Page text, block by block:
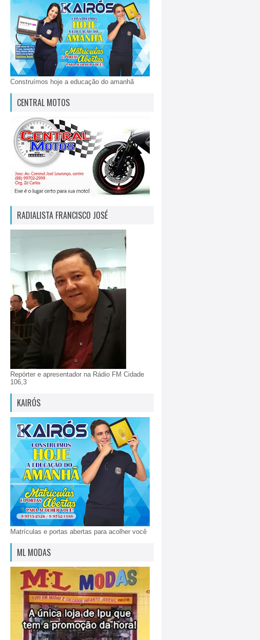
Construímos hoje a educação do amanhã
CENTRAL MOTOS
RADIALISTA FRANCISCO JOSÉ
Repórter e apresentador na Rádio FM Cidade
106,3
KAIRÓS
Matrículas e portas abertas para acolher você
ML MODAS